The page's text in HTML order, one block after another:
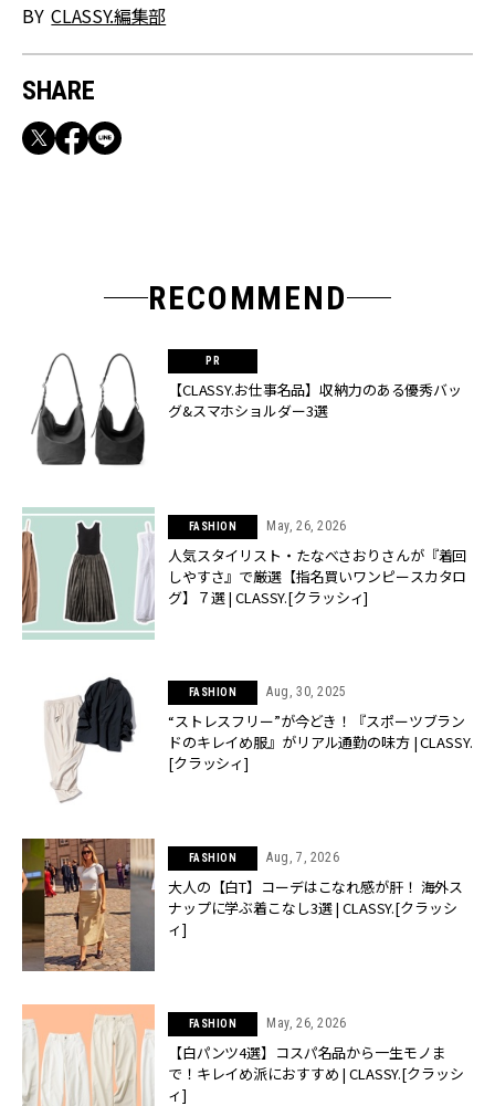
BY CLASSY.編集部
SHARE
RECOMMEND
【CLASSY.お仕事名品】収納力のある優秀バッ
グ&スマホショルダー3選
FASHION May, 26, 2026
人気スタイリスト・たなべさおりさんが『着回
しやすさ』で厳選【指名買いワンピースカタロ
グ】７選 | CLASSY.[クラッシィ]
FASHION Aug, 30, 2025
“ストレスフリー”が今どき！『スポーツブラン
ドのキレイめ服』がリアル通勤の味方 | CLASSY.
[クラッシィ]
FASHION Aug, 7, 2026
大人の【白T】コーデはこなれ感が肝！ 海外ス
ナップに学ぶ着こなし3選 | CLASSY.[クラッシ
ィ]
FASHION May, 26, 2026
【白パンツ4選】コスパ名品から一生モノま
で！キレイめ派におすすめ | CLASSY.[クラッシ
ィ]